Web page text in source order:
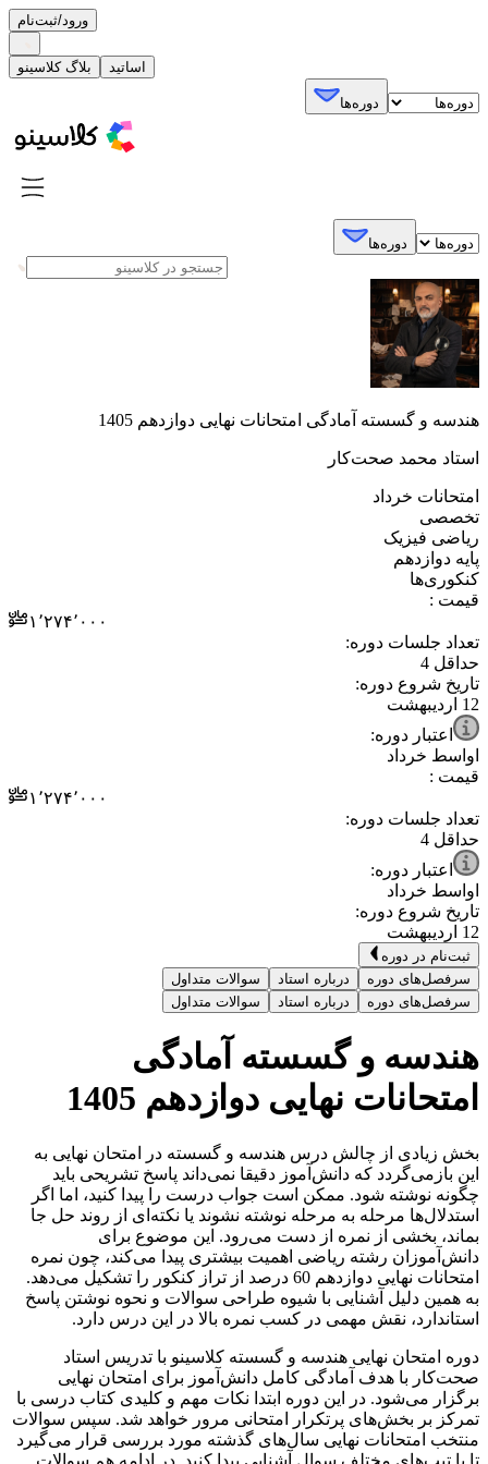
ورود/ثبت‌نام
بلاگ کلاسینو اساتید
دوره‌ها
دوره‌ها
هندسه و گسسته آمادگی امتحانات نهایی دوازدهم 1405
استاد محمد صحت‌کار
⁧امتحانات خرداد⁩
⁧تخصصی⁩
⁧ریاضی فیزیک⁩
⁧پایه دوازدهم⁩
⁧کنکوری‌ها⁩
قیمت :
۱٬۲۷۴٬۰۰۰
تعداد جلسات دوره:
حداقل 4
تاریخ شروع دوره:
12 اردیبهشت
اعتبار دوره:
اواسط خرداد
قیمت :
۱٬۲۷۴٬۰۰۰
تعداد جلسات دوره:
حداقل 4
اعتبار دوره:
اواسط خرداد
تاریخ شروع دوره:
12 اردیبهشت
ثبت‌نام در دوره
سرفصل‌های دوره
درباره استاد
سوالات متداول
سرفصل‌های دوره
درباره استاد سوالات متداول
هندسه و گسسته آمادگی
امتحانات نهایی دوازدهم 1405
بخش زیادی از چالش درس هندسه و گسسته در امتحان نهایی به
این بازمی‌گردد که دانش‌آموز دقیقا نمی‌داند پاسخ تشریحی باید
چگونه نوشته شود. ممکن است جواب درست را پیدا کنید، اما اگر
استدلال‌ها مرحله‌ به ‌مرحله نوشته نشوند یا نکته‌ای از روند حل جا
بماند، بخشی از نمره از دست می‌رود. این موضوع برای
دانش‌آموزان رشته ریاضی اهمیت بیشتری پیدا می‌کند، چون نمره
امتحانات نهایی دوازدهم 60 درصد از تراز کنکور را تشکیل می‌دهد.
به همین دلیل آشنایی با شیوه طراحی سوالات و نحوه نوشتن پاسخ
استاندارد، نقش مهمی در کسب نمره بالا در این درس دارد.
دوره امتحان نهایی هندسه و گسسته کلاسینو با تدریس استاد
صحت‌کار با هدف آمادگی کامل دانش‌آموز برای امتحان نهایی
برگزار می‌شود. در این دوره ابتدا نکات مهم و کلیدی کتاب درسی با
تمرکز بر بخش‌های پرتکرار امتحانی مرور خواهد شد. سپس سوالات
منتخب امتحانات نهایی سال‌های گذشته مورد بررسی قرار می‌گیرد
تا با تیپ‌های مختلف سوال آشنایی پیدا کنید. در ادامه هم سوالات